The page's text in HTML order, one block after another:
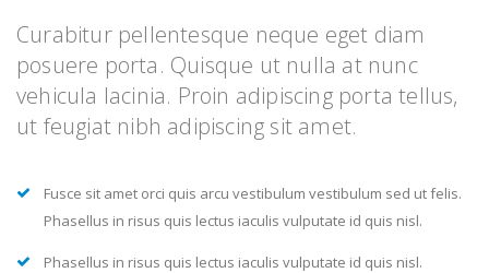
Curabitur pellentesque neque eget diam
posuere porta. Quisque ut nulla at nunc
vehicula lacinia. Proin adipiscing porta tellus,
ut feugiat nibh adipiscing sit amet.
Fusce sit amet orci quis arcu vestibulum vestibulum sed ut felis.
Phasellus in risus quis lectus iaculis vulputate id quis nisl.
Phasellus in risus quis lectus iaculis vulputate id quis nisl.